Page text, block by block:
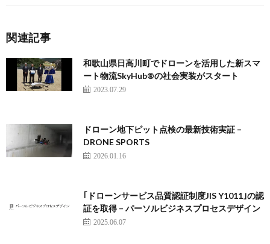
関連記事
和歌山県日高川町でドローンを活用した新スマ
ート物流SkyHub®の社会実装がスタート
2023.07.29
ドローン地下ピット点検の最新技術実証 –
DRONE SPORTS
2026.01.16
｢ドローンサービス品質認証制度JIS Y1011｣の認
証を取得 – パーソルビジネスプロセスデザイン
2025.06.07